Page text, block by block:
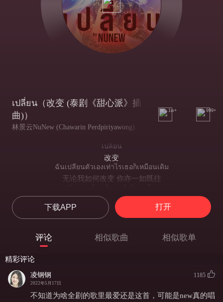
เปลี่ยน（改变 (泰剧《甜心派》插
曲)）
林景云NuNew (Chawarin Perdpiriyawong)
1w+ 999+
เปลี่ยน
改变
ฉันเปลี่ยนตัวเองเท่าไรเธอก็เหมือนเดิม
无论我如何改变 你亦一如既往
无论改变了多少 你亦一如从前
ต่อให้ทำดีกว่านี้ ทำสิ่งที่เธอต้องการ
即便我愈发努力满足你所求
也不知还要怎样你才称心
ถ้าหากว่าเธอหมดรัก และหากว่าเป็นอย่างนั้น
下载APP 打开
评论 相似歌曲 相似歌单
精彩评论
凌钢钢
2022年5月17日
1185
不知道为啥全剧的歌里最爱还是这首，可能是new真的唱